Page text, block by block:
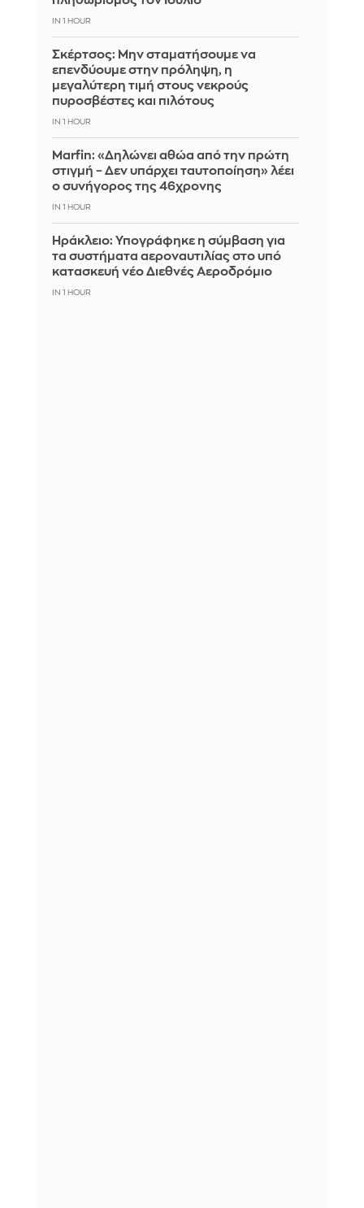
IN 1 HOUR
Σκέρτσος: Μην σταματήσουμε να
επενδύουμε στην πρόληψη, η
μεγαλύτερη τιμή στους νεκρούς
πυροσβέστες και πιλότους
IN 1 HOUR
Marfin: «Δηλώνει αθώα από την πρώτη
στιγμή – Δεν υπάρχει ταυτοποίηση» λέει
ο συνήγορος της 46χρονης
IN 1 HOUR
Ηράκλειο: Υπογράφηκε η σύμβαση για
τα συστήματα αεροναυτιλίας στο υπό
κατασκευή νέο Διεθνές Αεροδρόμιο
IN 1 HOUR